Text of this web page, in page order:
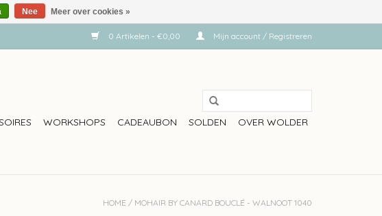
0 Artikelen - €0,00 Mijn account / Registreren
WORKSHOPS CADEAUBON SOLDEN OVER WOLDER
HOME / MOHAIR BY CANARD BOUCLÉ - WALNOOT 1040
Nee Meer over cookies »